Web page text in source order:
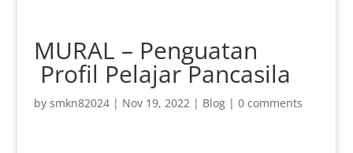
MURAL – Penguatan
Profil Pelajar Pancasila
by smkn82024| Nov 19, 2022| Blog| 0 comments